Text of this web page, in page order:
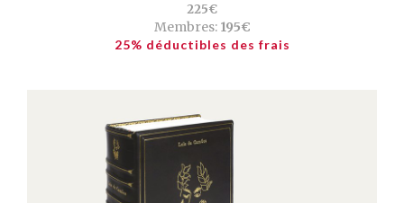
225€
Membres:195€
25% déductibles des frais